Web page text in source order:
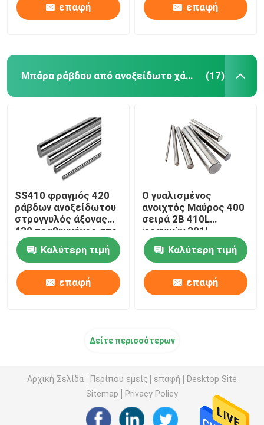
επαφή επαφή
Μπάρα ράβδου από ανοξείδωτο χάλυβα (17)
SS410 φραγμός 420
ράβδων ανοξείδωτου
στρογγυλός άξονας
430 τραβηγμένος στο
κρύο
Καλύτερη τιμή
επαφή
Ο γυαλισμένος
ανοιχτός Μαύρος 400
σειρά 2B 410L
φραγμών 301L
ανοξείδωτου
επιφάνειας
Καλύτερη τιμή
επαφή
Δείτε περισσότερων
Αρχική Σελίδα Περίπου εμείς επαφή
Desktop Site
Sitemap
Privacy Policy